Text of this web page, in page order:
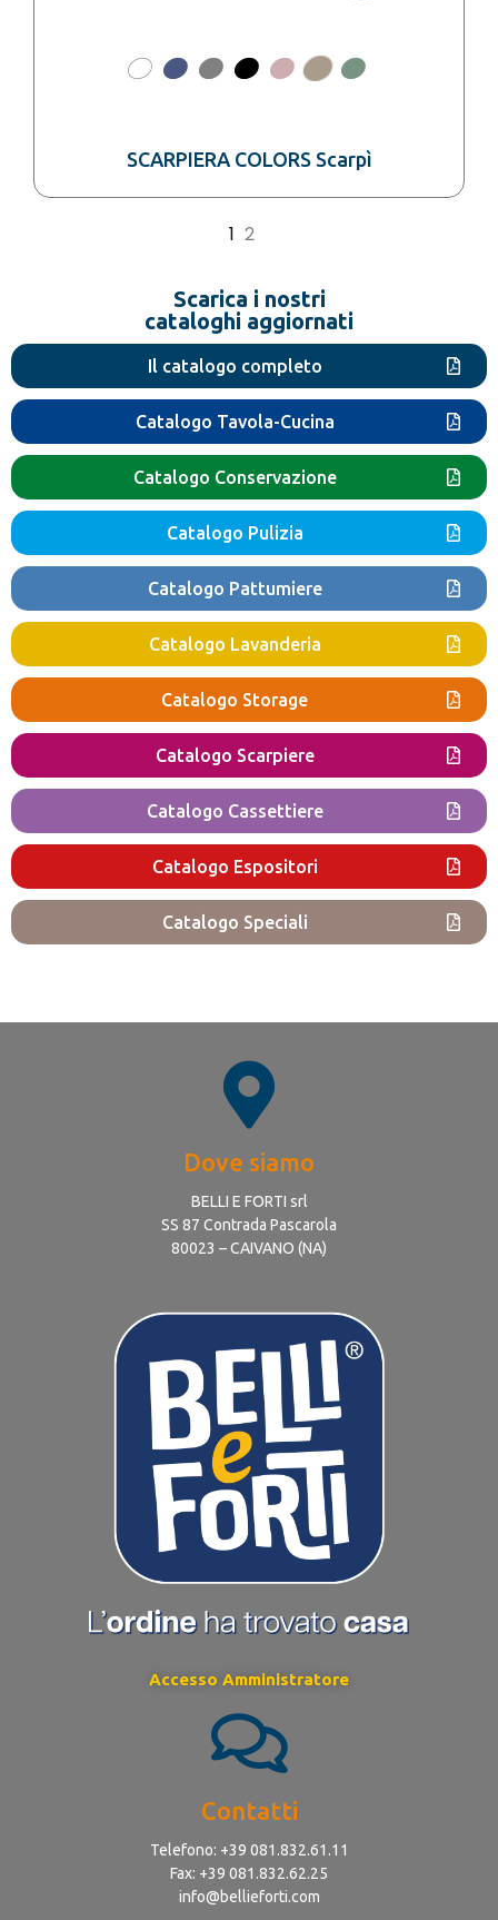
SCARPIERA COLORS Scarpì
1 2
Scarica i nostri
cataloghi aggiornati
Il catalogo completo
Catalogo Tavola-Cucina
Catalogo Conservazione
Catalogo Pulizia
Catalogo Pattumiere
Catalogo Lavanderia
Catalogo Storage
Catalogo Scarpiere
Catalogo Cassettiere
Catalogo Espositori
Catalogo Speciali
Dove siamo
BELLI E FORTI srl
SS 87 Contrada Pascarola
80023 – CAIVANO (NA)
Accesso Amministratore
Contatti
Telefono: +39 081.832.61.11
Fax: +39 081.832.62.25
info@bellieforti.com